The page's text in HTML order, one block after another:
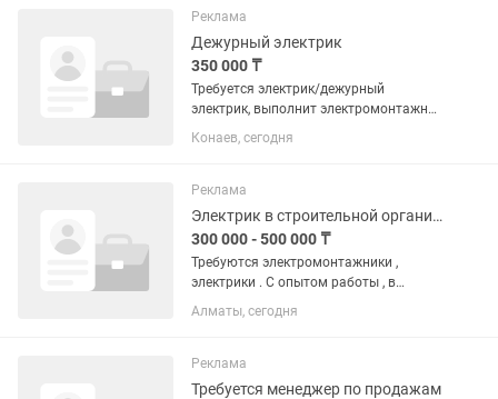
Реклама
Дежурный электрик
350 000 ₸
Требуется электрик/дежурный
электрик, выполнит электромонтажные
работы, обслуживание объектов, зп
350 000 на руки. Место работы г.
строительный участок.
Конаев, сегодня
Реклама
Электрик в строительной организации
300 000 - 500 000 ₸
Требуются электромонтажники ,
электрики . С опытом работы , в
строительно-монтажную компанию
Алматы, сегодня
Реклама
Требуется менеджер по продажам